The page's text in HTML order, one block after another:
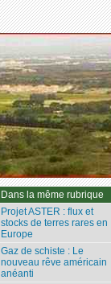
Dans la même rubrique
Projet ASTER : flux et
stocks de terres rares en
Europe
Gaz de schiste : Le
nouveau rêve américain
anéanti